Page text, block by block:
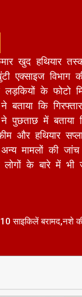
एक्साइज विभाग
लड़कियों के फोटो
कि गिरफ्तार
में बताया
और हथियार
अन्य मामलों की
के बारे में भी